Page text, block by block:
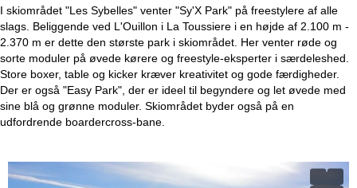
I skiområdet "Les Sybelles" venter "Sy'X Park" på freestylere af alle
slags. Beliggende ved L'Ouillon i La Toussiere i en højde af 2.100 m -
2.370 m er dette den største park i skiområdet. Her venter røde og
sorte moduler på øvede kørere og freestyle-eksperter i særdeleshed.
Store boxer, table og kicker kræver kreativitet og gode færdigheder.
Der er også "Easy Park", der er ideel til begyndere og let øvede med
sine blå og grønne moduler. Skiområdet byder også på en
udfordrende boardercross-bane.